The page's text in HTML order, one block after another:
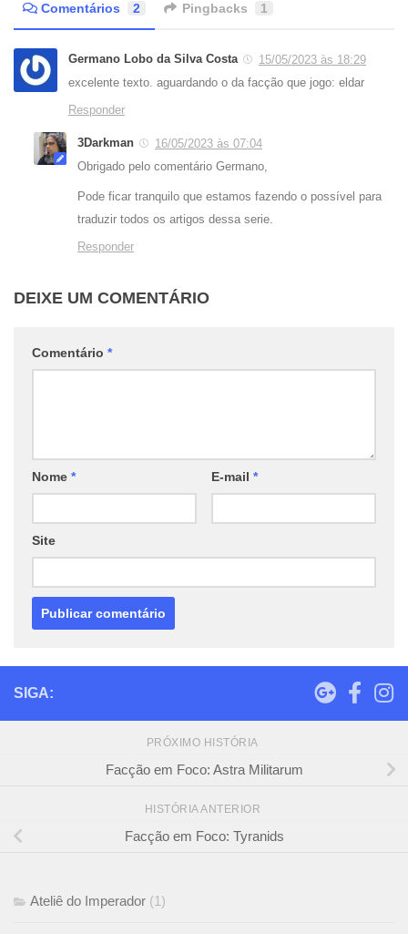
Comentários 2 Pingbacks 1
Germano Lobo da Silva Costa
15/05/2023 às 18:29
excelente texto. aguardando o da facção que jogo: eldar
Responder
3Darkman
16/05/2023 às 07:04
Obrigado pelo comentário Germano,
Pode ficar tranquilo que estamos fazendo o possível para
traduzir todos os artigos dessa serie.
Responder
DEIXE UM COMENTÁRIO
Comentário *
Nome * E-mail *
Site
SIGA:
PRÓXIMO HISTÓRIA
Facção em Foco: Astra Militarum
HISTÓRIA ANTERIOR
Facção em Foco: Tyranids
Ateliê do Imperador (1)